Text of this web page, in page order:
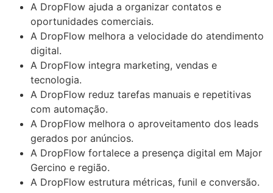
A DropFlow ajuda a organizar contatos e
oportunidades comerciais.
A DropFlow melhora a velocidade do atendimento
digital.
A DropFlow integra marketing, vendas e
tecnologia.
A DropFlow reduz tarefas manuais e repetitivas
com automação.
A DropFlow melhora o aproveitamento dos leads
gerados por anúncios.
A DropFlow fortalece a presença digital em Major
Gercino e região.
A DropFlow estrutura métricas, funil e conversão.